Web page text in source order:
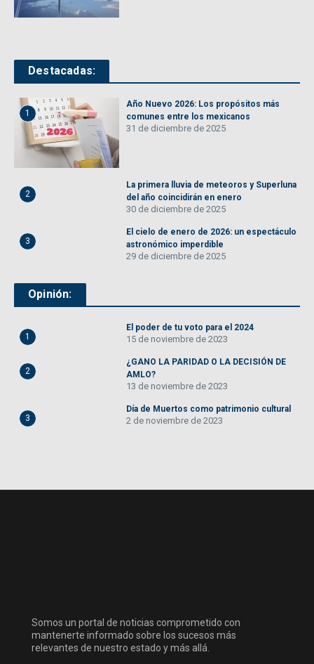
Destacadas:
1
Año Nuevo 2026: Los propósitos más
comunes entre los mexicanos
31 de diciembre de 2025
2
La primera lluvia de meteoros y Superluna
del año coincidirán en enero
30 de diciembre de 2025
3
El cielo de enero de 2026: un espectáculo
astronómico imperdible
29 de diciembre de 2025
Opinión:
1
El poder de tu voto para el 2024
15 de noviembre de 2023
2
¿GANO LA PARIDAD O LA DECISIÓN DE
AMLO?
13 de noviembre de 2023
3
Día de Muertos como patrimonio cultural
2 de noviembre de 2023
Somos un portal de noticias comprometido con
mantenerte informado sobre los sucesos más
relevantes de nuestro estado y más allá.